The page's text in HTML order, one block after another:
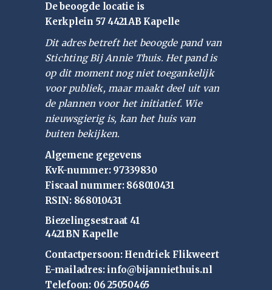
De beoogde locatie is
Kerkplein 57 4421AB Kapelle
Dit adres betreft het beoogde pand van
Stichting Bij Annie Thuis. Het pand is
op dit moment nog niet toegankelijk
voor publiek, maar maakt deel uit van
de plannen voor het initiatief. Wie
nieuwsgierig is, kan het huis van
buiten bekijken.
Algemene gegevens
KvK-nummer: 97339830
Fiscaal nummer: 868010431
RSIN: 868010431
Biezelingsestraat 41
4421BN Kapelle
Contactpersoon: Hendriek Flikweert
E-mailadres: info@bijanniethuis.nl
Telefoon: 06 25050465